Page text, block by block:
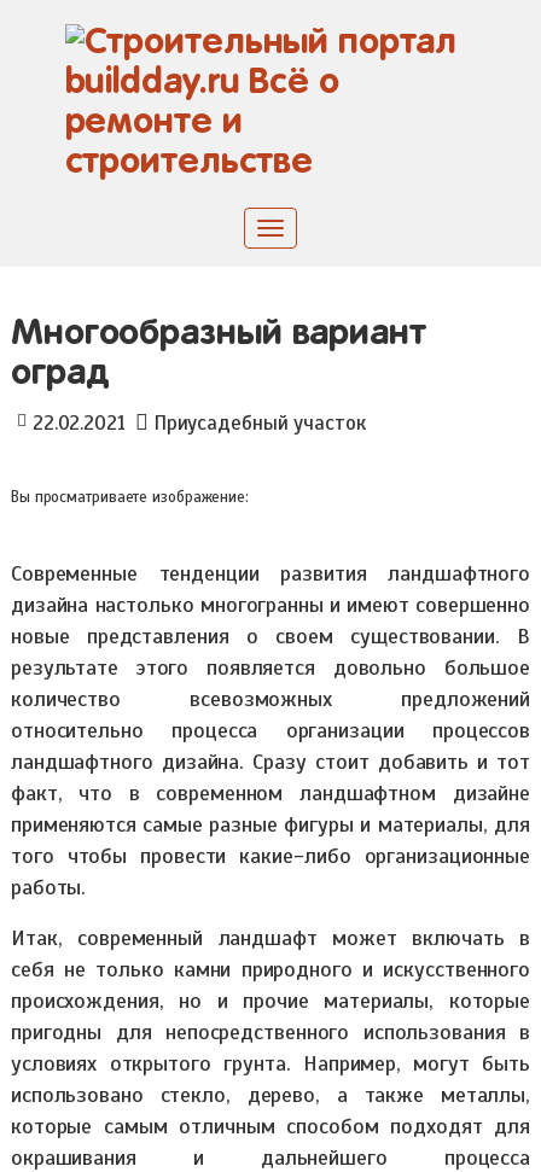
content
Toggle
Многообразный вариант
оград
22.02.2021 Приусадебный участок
Вы просматриваете изображение:
Современные тенденции развития ландшафтного
дизайна настолько многогранны и имеют совершенно
новые представления о своем существовании. В
результате этого появляется довольно большое
количество всевозможных предложений
относительно процесса организации процессов
ландшафтного дизайна. Сразу стоит добавить и тот
факт, что в современном ландшафтном дизайне
применяются самые разные фигуры и материалы, для
того чтобы провести какие-либо организационные
работы.
Итак, современный ландшафт может включать в
себя не только камни природного и искусственного
происхождения, но и прочие материалы, которые
пригодны для непосредственного использования в
условиях открытого грунта. Например, могут быть
использовано стекло, дерево, а также металлы,
которые самым отличным способом подходят для
окрашивания и дальнейшего процесса